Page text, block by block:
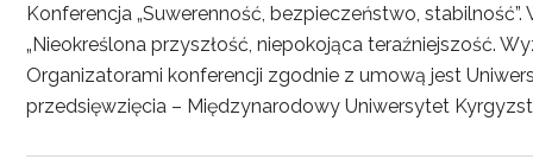
Konferencja „Suwerenność, bezpieczeństwo,
„Nieokreślona przyszłość, niepokojąca teraźniejszość.
Organizatorami konferencji zgodnie z umową jest
przedsięwzięcia – Międzynarodowy Uniwersytet